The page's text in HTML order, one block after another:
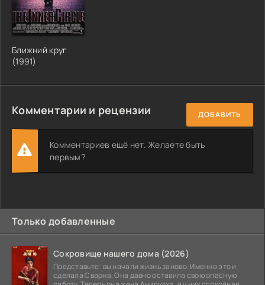
Ближний круг
(1991)
Комментарии и рецензии ДОБАВИТЬ
Комментариев ещё нет. Желаете быть
первым?
Только добавленные
Сокровище нашего дома (2026)
Представьте: вы начали жизнь заново. Именно это и
сделала Сварна. Она давно оставила свою опасную